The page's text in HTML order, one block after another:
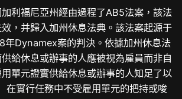
利福尼亞州經由過程了AB5法案，該法
，并歸入加州休息法典。該法案起源于
年Dynamex案的判決。依據加州休息法
給休息或辦事的人應被視為雇員而非自
單元證實供給休息或辦事的人知足了以
在實行任務中不受雇用單元的把持或唆